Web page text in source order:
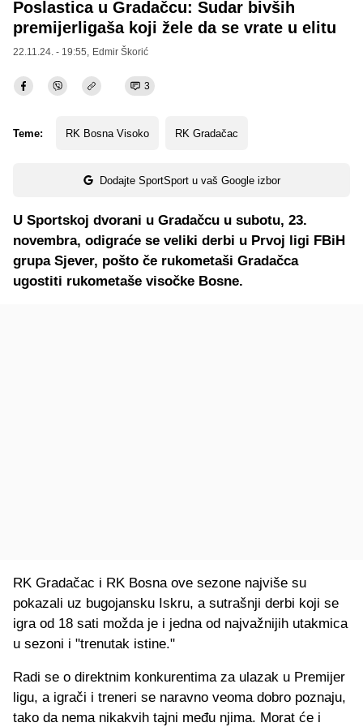
Poslastica u Gradačcu: Sudar bivših
premijerligaša koji žele da se vrate u elitu
22.11.24. - 19:55, Edmir Škorić
3
Teme: RK Bosna Visoko RK Gradačac
Dodajte SportSport u vaš Google izbor
U Sportskoj dvorani u Gradačcu u subotu, 23.
novembra, odigraće se veliki derbi u Prvoj ligi FBiH
grupa Sjever, pošto če rukometaši Gradačca
ugostiti rukometaše visočke Bosne.
RK Gradačac i RK Bosna ove sezone najviše su
pokazali uz bugojansku Iskru, a sutrašnji derbi koji se
igra od 18 sati možda je i jedna od najvažnijih utakmica
u sezoni i "trenutak istine."
Radi se o direktnim konkurentima za ulazak u Premijer
ligu, a igrači i treneri se naravno veoma dobro poznaju,
tako da nema nikakvih tajni među njima. Morat će i